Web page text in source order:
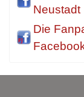
Neustadt
Die